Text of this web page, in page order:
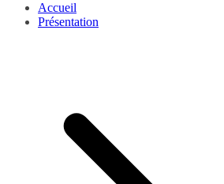
Accueil
Présentation